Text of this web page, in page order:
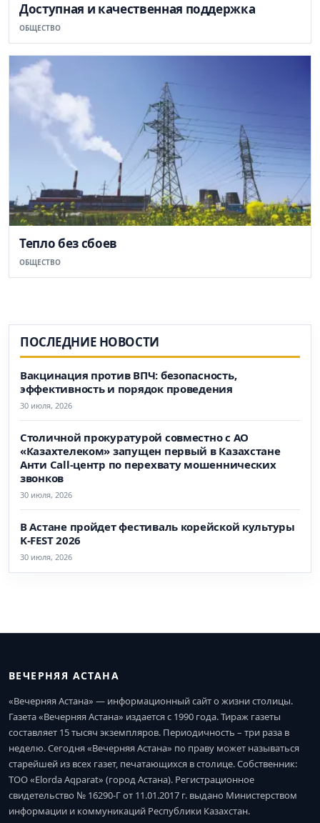
Доступная и качественная поддержка
ОБЩЕСТВО
Тепло без сбоев
ОБЩЕСТВО
ПОСЛЕДНИЕ НОВОСТИ
Вакцинация против ВПЧ: безопасность,
эффективность и порядок проведения
30 июля, 2026
Столичной прокуратурой совместно с АО
«Казахтелеком» запущен первый в Казахстане
Анти Call-центр по перехвату мошеннических
звонков
30 июля, 2026
В Астане пройдет фестиваль корейской культуры
K-FEST 2026
30 июля, 2026
ВЕЧЕРНЯЯ АСТАНА
«Вечерняя Астана» — информационный сайт о жизни столицы.
Газета «Вечерняя Астана» издается с 1990 года. Тираж газеты
составляет 15 тысяч экземпляров. Периодичность – три раза в
неделю. Сегодня «Вечерняя Астана» по праву может называться
старейшей из всех газет, печатающихся в столице. Собственник:
ТОО «Elorda Aqparat» (город Астана). Регистрационное
свидетельство № 16290-Г от 11.01.2017 г. выдано Министерством
информации и коммуникаций Республики Казахстан.